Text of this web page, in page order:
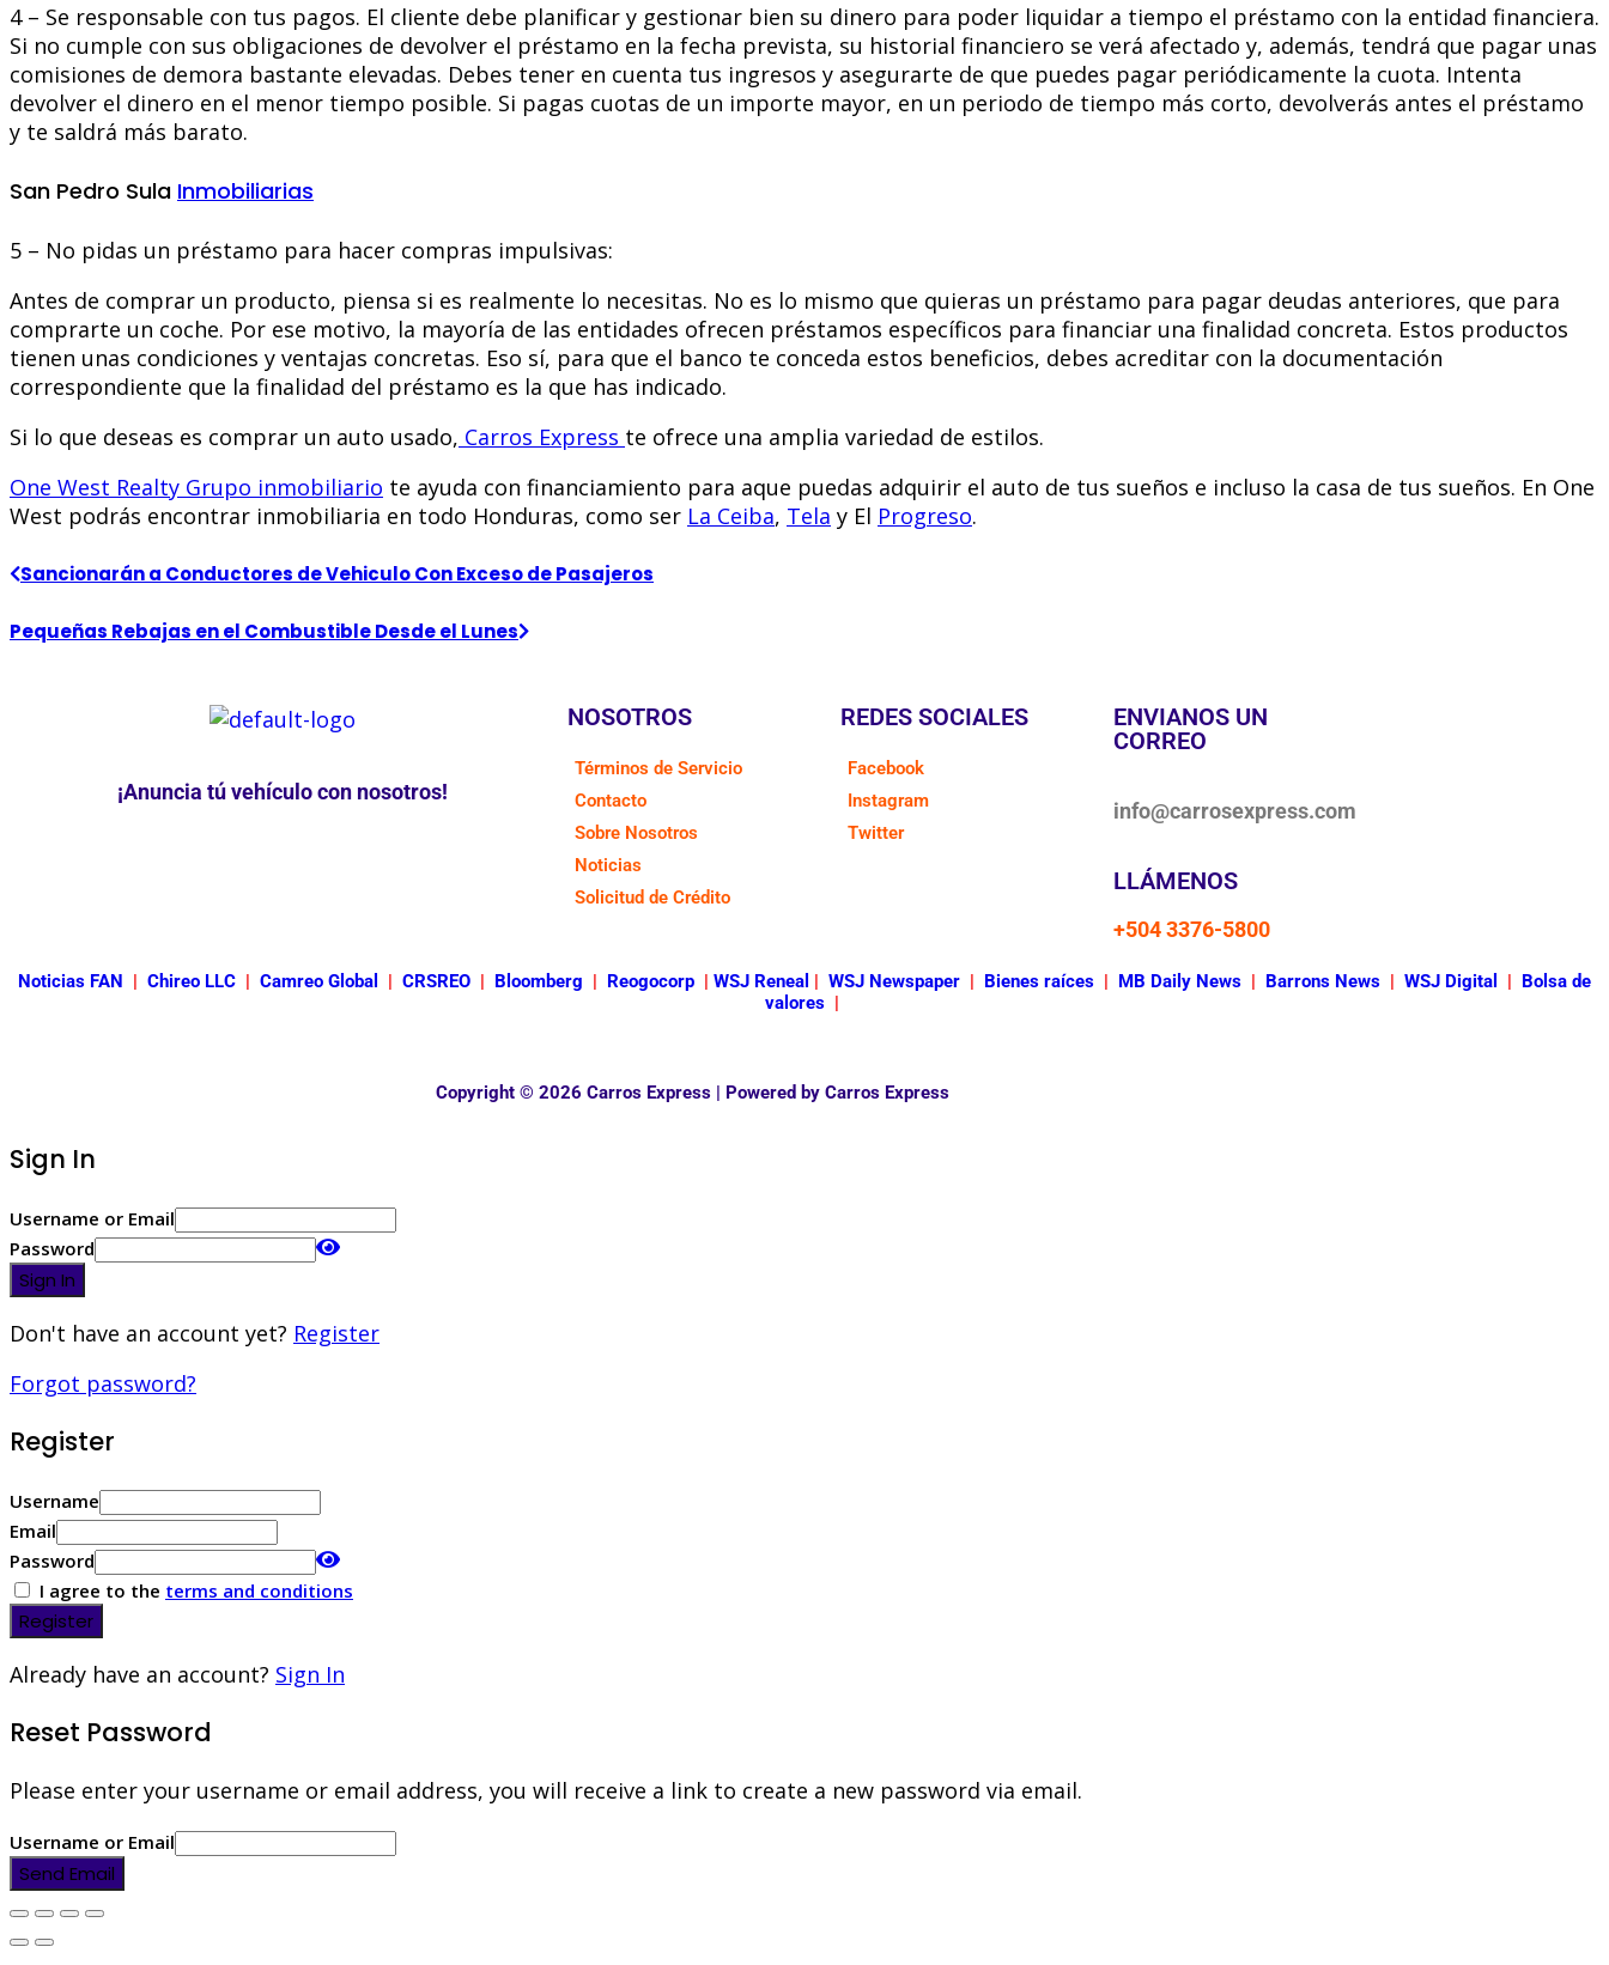
4 – Se responsable con tus pagos. El cliente debe planificar y gestionar bien su dinero para poder liquidar a tiempo el préstamo con la entidad financiera.
Si no cumple con sus obligaciones de devolver el préstamo en la fecha prevista, su historial financiero se verá afectado y, además, tendrá que pagar unas
comisiones de demora bastante elevadas. Debes tener en cuenta tus ingresos y asegurarte de que puedes pagar periódicamente la cuota. Intenta
devolver el dinero en el menor tiempo posible. Si pagas cuotas de un importe mayor, en un periodo de tiempo más corto, devolverás antes el préstamo
y te saldrá más barato.
San Pedro Sula Inmobiliarias
5 – No pidas un préstamo para hacer compras impulsivas:
Antes de comprar un producto, piensa si es realmente lo necesitas. No es lo mismo que quieras un préstamo para pagar deudas anteriores, que para
comprarte un coche. Por ese motivo, la mayoría de las entidades ofrecen préstamos específicos para financiar una finalidad concreta. Estos productos
tienen unas condiciones y ventajas concretas. Eso sí, para que el banco te conceda estos beneficios, debes acreditar con la documentación
correspondiente que la finalidad del préstamo es la que has indicado.
Si lo que deseas es comprar un auto usado, Carros Express te ofrece una amplia variedad de estilos.
One West Realty Grupo inmobiliario te ayuda con financiamiento para aque puedas adquirir el auto de tus sueños e incluso la casa de tus sueños. En One
West podrás encontrar inmobiliaria en todo Honduras, como ser La Ceiba, Tela y El Progreso.
Sancionarán a Conductores de Vehiculo Con Exceso de Pasajeros
Pequeñas Rebajas en el Combustible Desde el Lunes
¡Anuncia tú vehículo con nosotros!
NOSOTROS
Términos de Servicio
Contacto
Sobre Nosotros
Noticias
Solicitud de Crédito
REDES SOCIALES
Facebook
Instagram
Twitter
ENVIANOS UN
CORREO
info@carrosexpress.com
LLÁMENOS
+504 3376-5800
Noticias FAN | Chireo LLC | Camreo Global | CRSREO | Bloomberg | Reogocorp | WSJ Reneal | WSJ Newspaper | Bienes raíces | MB Daily News | Barrons News | WSJ Digital | Bolsa de
valores |
Copyright © 2026 Carros Express | Powered by Carros Express
Sign In
Username or Email
Password
Sign In
Don't have an account yet? Register
Forgot password?
Register
Username
Email
Password
I agree to the terms and conditions
Register
Already have an account? Sign In
Reset Password
Please enter your username or email address, you will receive a link to create a new password via email.
Username or Email
Send Email